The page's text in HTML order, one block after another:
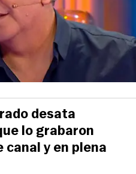
desata
lo grabaron
y en plena